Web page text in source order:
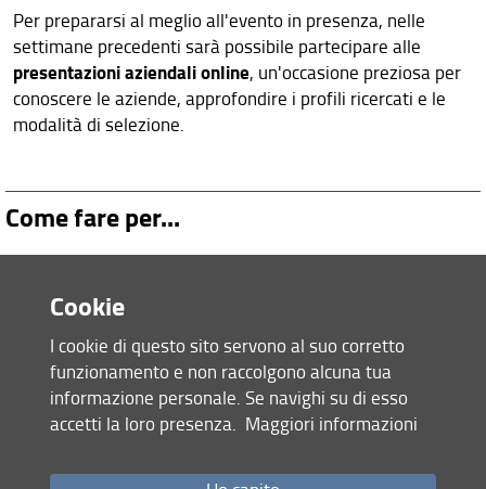
Per prepararsi al meglio all'evento in presenza, nelle
settimane precedenti sarà possibile partecipare alle
presentazioni aziendali online, un'occasione preziosa per
conoscere le aziende, approfondire i profili ricercati e le
modalità di selezione.
Come fare per...
Cookie
I cookie di questo sito servono al suo corretto
funzionamento e non raccolgono alcuna tua
informazione personale. Se navighi su di esso
accetti la loro presenza. Maggiori informazioni